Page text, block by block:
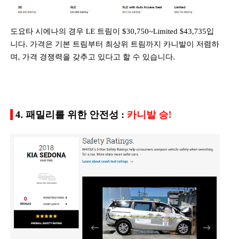
도요타 시에나의 경우 LE 트림이 $30,750~Limited $43,735입
니다. 가격은 기본 트림부터 최상위 트림까지 카니발이 저렴하
며, 가격 경쟁력을 갖추고 있다고 할 수 있습니다.
4. 패밀리를 위한 안전성 : 카니발 승!